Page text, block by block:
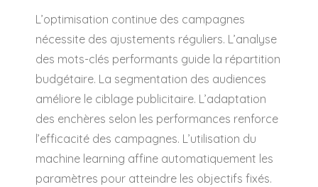
L’optimisation continue des campagnes
nécessite des ajustements réguliers. L’analyse
des mots-clés performants guide la répartition
budgétaire. La segmentation des audiences
améliore le ciblage publicitaire. L’adaptation
des enchères selon les performances renforce
l’efficacité des campagnes. L’utilisation du
machine learning affine automatiquement les
paramètres pour atteindre les objectifs fixés.